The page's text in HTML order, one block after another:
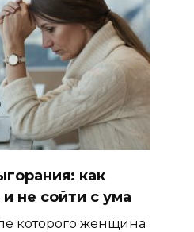
как
не сойти с ума
которого женщина